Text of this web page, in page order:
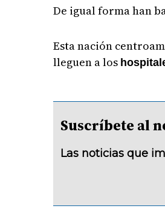
De igual forma han
Esta nación
lleguen a los
Suscríbete al
Las noticias que